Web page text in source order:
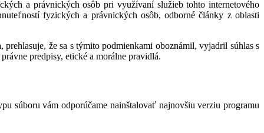
a právnických osôb pri využívaní služieb tohto internetového
fyzických a právnických osôb, odborné články z oblasti
že sa s týmito podmienkami oboznámil, vyjadril súhlas s
predpisy, etické a morálne pravidlá.
súboru vám odporúčame nainštalovať najnovšiu verziu programu